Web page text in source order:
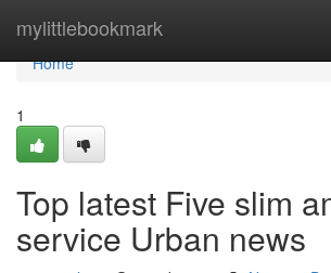
mylittlebookmark
Home
Home
1
Top latest Five slim
service Urban news